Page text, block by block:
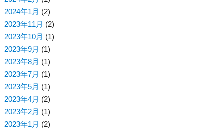
2024年1月 (2)
2023年11月 (2)
2023年10月 (1)
2023年9月 (1)
2023年8月 (1)
2023年7月 (1)
2023年5月 (1)
2023年4月 (2)
2023年2月 (1)
2023年1月 (2)